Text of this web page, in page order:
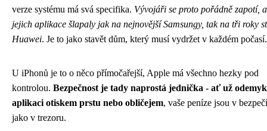
verze systému má svá specifika. Vývojáři se proto pořádně zapotí,
jejich aplikace šlapaly jak na nejnovější Samsungy, tak na tři roky
Huawei. Je to jako stavět dům, který musí vydržet v každém počasí.
U iPhonů je to o něco přímočařejší, Apple má všechno hezky pod
kontrolou. Bezpečnost je tady naprostá jednička - ať už
aplikaci otiskem prstu nebo obličejem, vaše peníze jsou v bezpečí
jako v trezoru.